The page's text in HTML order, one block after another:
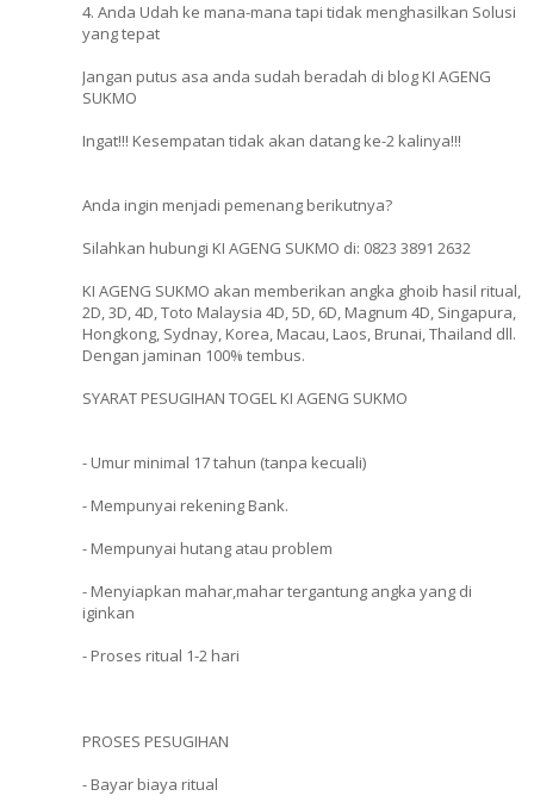
4. Anda Udah ke mana-mana tapi tidak menghasilkan Solusi
yang tepat
Jangan putus asa anda sudah beradah di blog KI AGENG
SUKMO
Ingat!!! Kesempatan tidak akan datang ke-2 kalinya!!!
Anda ingin menjadi pemenang berikutnya?
Silahkan hubungi KI AGENG SUKMO di: 0823 3891 2632
KI AGENG SUKMO akan memberikan angka ghoib hasil ritual,
2D, 3D, 4D, Toto Malaysia 4D, 5D, 6D, Magnum 4D, Singapura,
Hongkong, Sydnay, Korea, Macau, Laos, Brunai, Thailand dll.
Dengan jaminan 100% tembus.
SYARAT PESUGIHAN TOGEL KI AGENG SUKMO
- Umur minimal 17 tahun (tanpa kecuali)
- Mempunyai rekening Bank.
- Mempunyai hutang atau problem
- Menyiapkan mahar,mahar tergantung angka yang di
iginkan
- Proses ritual 1-2 hari
PROSES PESUGIHAN
- Bayar biaya ritual